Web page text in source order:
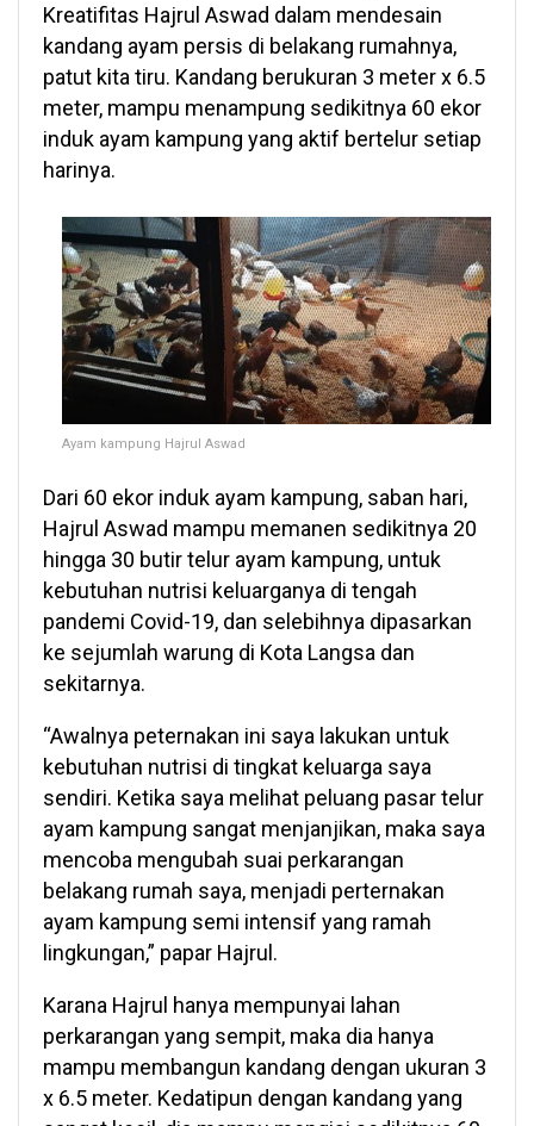
Kreatifitas Hajrul Aswad dalam mendesain
kandang ayam persis di belakang rumahnya,
patut kita tiru. Kandang berukuran 3 meter x 6.5
meter, mampu menampung sedikitnya 60 ekor
induk ayam kampung yang aktif bertelur setiap
harinya.
Ayam kampung Hajrul Aswad
Dari 60 ekor induk ayam kampung, saban hari,
Hajrul Aswad mampu memanen sedikitnya 20
hingga 30 butir telur ayam kampung, untuk
kebutuhan nutrisi keluarganya di tengah
pandemi Covid-19, dan selebihnya dipasarkan
ke sejumlah warung di Kota Langsa dan
sekitarnya.
“Awalnya peternakan ini saya lakukan untuk
kebutuhan nutrisi di tingkat keluarga saya
sendiri. Ketika saya melihat peluang pasar telur
ayam kampung sangat menjanjikan, maka saya
mencoba mengubah suai perkarangan
belakang rumah saya, menjadi perternakan
ayam kampung semi intensif yang ramah
lingkungan,” papar Hajrul.
Karana Hajrul hanya mempunyai lahan
perkarangan yang sempit, maka dia hanya
mampu membangun kandang dengan ukuran 3
x 6.5 meter. Kedatipun dengan kandang yang